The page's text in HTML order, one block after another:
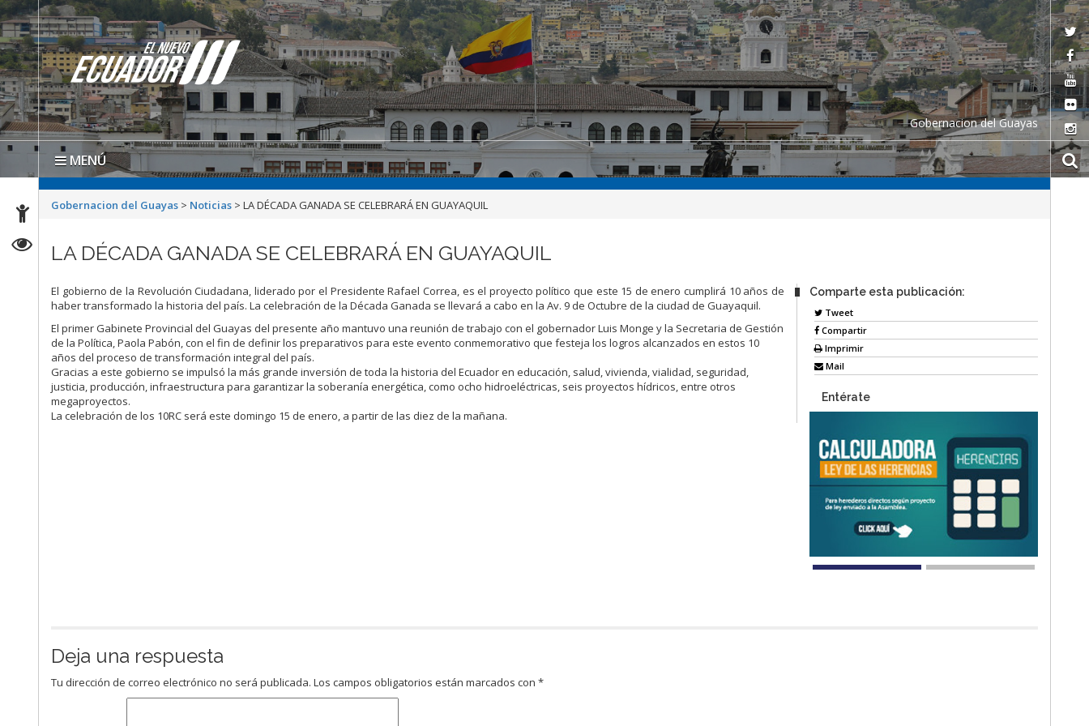
Gobernacion del Guayas
MENÚ
Gobernacion del Guayas > Noticias >LA DÉCADA GANADA SE CELEBRARÁ EN GUAYAQUIL
LA DÉCADA GANADA SE CELEBRARÁ EN GUAYAQUIL
El gobierno de la Revolución Ciudadana, liderado por el Presidente Rafael Correa, es el proyecto político que este 15 de enero cumplirá 10 años de
haber transformado la historia del país. La celebración de la Década Ganada se llevará a cabo en la Av. 9 de Octubre de la ciudad de Guayaquil.
El primer Gabinete Provincial del Guayas del presente año mantuvo una reunión de trabajo con el gobernador Luis Monge y la Secretaria de Gestión
de la Política, Paola Pabón, con el fin de definir los preparativos para este evento conmemorativo que festeja los logros alcanzados en estos 10
años del proceso de transformación integral del país.
Gracias a este gobierno se impulsó la más grande inversión de toda la historia del Ecuador en educación, salud, vivienda, vialidad, seguridad,
justicia, producción, infraestructura para garantizar la soberanía energética, como ocho hidroeléctricas, seis proyectos hídricos, entre otros
megaproyectos.
La celebración de los 10RC será este domingo 15 de enero, a partir de las diez de la mañana.
Comparte esta publicación:
Tweet
Compartir
Imprimir
Mail
Entérate
Deja una respuesta
Tu dirección de correo electrónico no será publicada. Los campos obligatorios están marcados con*